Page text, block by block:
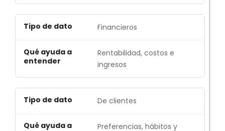
Financieros
Rentabilidad, costos e
ingresos
De clientes
Preferencias, hábitos y